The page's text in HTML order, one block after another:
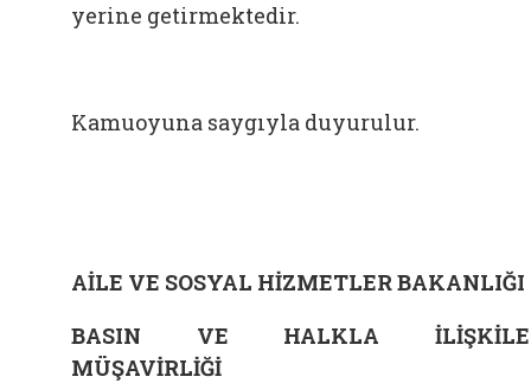
yerine getirmektedir.
Kamuoyuna saygıyla duyurulur.
AİLE VE SOSYAL HİZMETLER BAKANLIĞI
BASIN VE HALKLA
MÜŞAVİRLİĞİ